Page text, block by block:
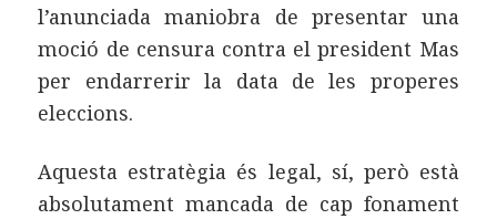
l’anunciada maniobra de presentar una
moció de censura contra el president Mas
per endarrerir la data de les properes
eleccions.
Aquesta estratègia és legal, sí, però està
absolutament mancada de cap fonament